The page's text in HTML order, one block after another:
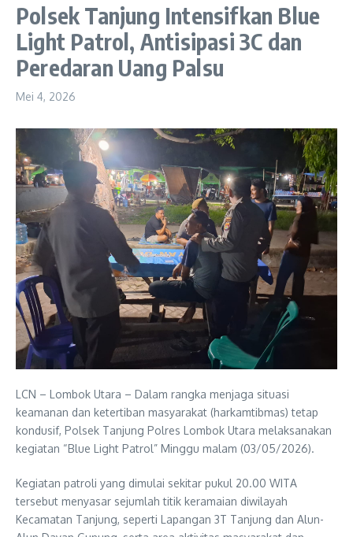
Polsek Tanjung Intensifkan Blue
Light Patrol, Antisipasi 3C dan
Peredaran Uang Palsu
Mei 4, 2026
LCN – Lombok Utara – Dalam rangka menjaga situasi
keamanan dan ketertiban masyarakat (harkamtibmas) tetap
kondusif, Polsek Tanjung Polres Lombok Utara melaksanakan
kegiatan “Blue Light Patrol” Minggu malam (03/05/2026).
Kegiatan patroli yang dimulai sekitar pukul 20.00 WITA
tersebut menyasar sejumlah titik keramaian diwilayah
Kecamatan Tanjung, seperti Lapangan 3T Tanjung dan Alun-